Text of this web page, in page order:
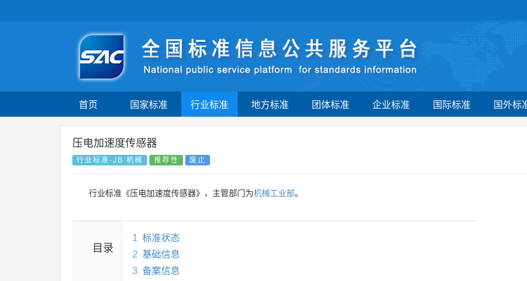
首页 国家标准 行业标准 地方标准 团体标准 企业标准 国际标准 国外标
压电加速度传感器
行业标准-JB 机械 推荐性 废止
行业标准《压电加速度传感器》，主管部门为机械工业部。
目录
1 标准状态
2 基础信息
3 备案信息